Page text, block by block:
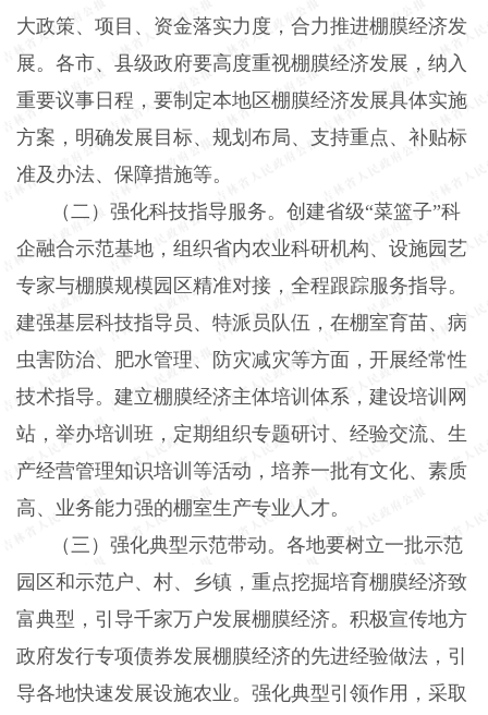
大政策、项目、资金落实力度，合力推进棚膜经济发
展。各市、县级政府要高度重视棚膜经济发展，纳入
重要议事日程，要制定本地区棚膜经济发展具体实施
方案，明确发展目标、规划布局、支持重点、补贴标
准及办法、保障措施等。
（二）强化科技指导服务。创建省级“菜篮子”科
企融合示范基地，组织省内农业科研机构、设施园艺
专家与棚膜规模园区精准对接，全程跟踪服务指导。
建强基层科技指导员、特派员队伍，在棚室育苗、病
虫害防治、肥水管理、防灾减灾等方面，开展经常性
技术指导。建立棚膜经济主体培训体系，建设培训网
站，举办培训班，定期组织专题研讨、经验交流、生
产经营管理知识培训等活动，培养一批有文化、素质
高、业务能力强的棚室生产专业人才。
（三）强化典型示范带动。各地要树立一批示范
园区和示范户、村、乡镇，重点挖掘培育棚膜经济致
富典型，引导千家万户发展棚膜经济。积极宣传地方
政府发行专项债券发展棚膜经济的先进经验做法，引
导各地快速发展设施农业。强化典型引领作用，采取